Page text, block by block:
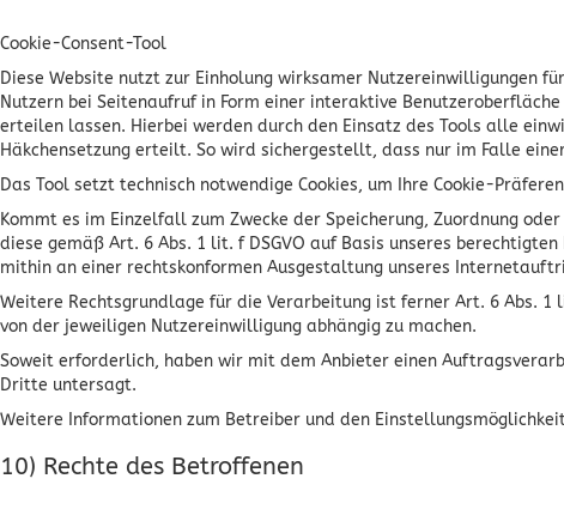
Cookie-Consent-Tool
Diese Website nutzt zur Einholung wirksamer Nutzereinwilligungen
Nutzern bei Seitenaufruf in Form einer interaktive
erteilen lassen. Hierbei werden durch den Einsatz des Tools alle
Häkchensetzung erteilt. So wird sichergestellt, dass nur im Falle
Das Tool setzt technisch notwendige Cookies, um Ihre Cookie-
Kommt es im Einzelfall zum Zwecke der Speicherung, Zuordnung
diese gemäß Art. 6 Abs. 1 lit. f DSGVO auf Basis unseres
mithin an einer rechtskonformen Ausgestaltung unseres
Weitere Rechtsgrundlage für die Verarbeitung ist ferner Art. 6 Abs.
von der jeweiligen Nutzereinwilligung abhängig zu machen.
Soweit erforderlich, haben wir mit dem Anbieter einen
Dritte untersagt.
Weitere Informationen zum Betreiber und den
10) Rechte des Betroffenen